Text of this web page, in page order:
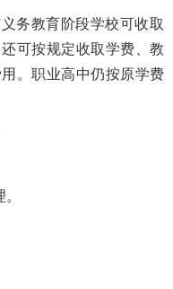
务教育阶段学校可收取
可按规定收取学费、教
。职业高中仍按原学费